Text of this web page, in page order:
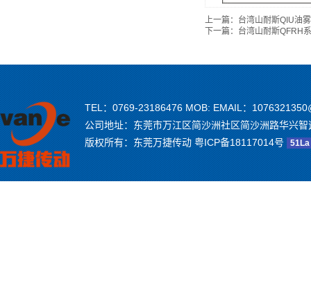
上一篇： 台湾山耐斯QIU油
下一篇： 台湾山耐斯QFRH
TEL：0769-23186476 MOB: EMAIL：
公司地址：东莞市万江区简沙洲社区简沙洲路华兴
版权所有：东莞万捷传动 粤ICP备18117014号 51La